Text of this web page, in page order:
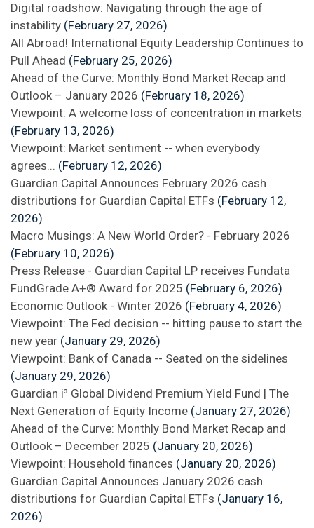
Digital roadshow: Navigating through the age of
instability (February 27, 2026)
All Abroad! International Equity Leadership Continues to
Pull Ahead (February 25, 2026)
Ahead of the Curve: Monthly Bond Market Recap and
Outlook – January 2026 (February 18, 2026)
Viewpoint: A welcome loss of concentration in markets
(February 13, 2026)
Viewpoint: Market sentiment -- when everybody
agrees... (February 12, 2026)
Guardian Capital Announces February 2026 cash
distributions for Guardian Capital ETFs (February 12,
2026)
Macro Musings: A New World Order? - February 2026
(February 10, 2026)
Press Release - Guardian Capital LP receives Fundata
FundGrade A+® Award for 2025 (February 6, 2026)
Economic Outlook - Winter 2026 (February 4, 2026)
Viewpoint: The Fed decision -- hitting pause to start the
new year (January 29, 2026)
Viewpoint: Bank of Canada -- Seated on the sidelines
(January 29, 2026)
Guardian i³ Global Dividend Premium Yield Fund | The
Next Generation of Equity Income (January 27, 2026)
Ahead of the Curve: Monthly Bond Market Recap and
Outlook – December 2025 (January 20, 2026)
Viewpoint: Household finances (January 20, 2026)
Guardian Capital Announces January 2026 cash
distributions for Guardian Capital ETFs (January 16,
2026)